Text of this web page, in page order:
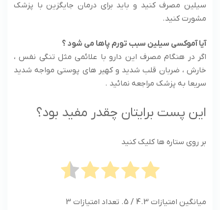
سیلین مصرف کنید و باید برای درمان جایگزین با پزشک
مشورت کنید.
آیا آموکسی سیلین سبب تورم پاها می شود ؟
اگر در هنگام مصرف این دارو با علائمی مثل تنگی نفس ،
خارش ، ضربان قلب شدید و کهیر های پوستی مواجه شدید
سریعا به پزشک مراجعه نمائید .
این پست برایتان چقدر مفید بود؟
بر روی ستاره ها کلیک کنید
میانگین امتیازات 4.3 / 5. تعداد امتیازات 3